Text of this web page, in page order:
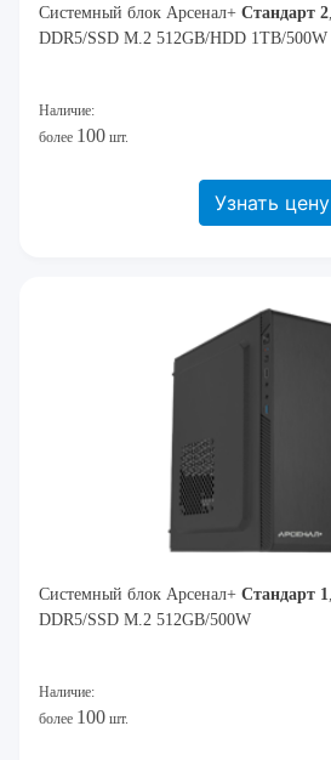
Системный блок Арсенал+ Стандарт 2
DDR5/SSD M.2 512GB/HDD 1TB/500W
Наличие:
более 100 шт.
Узнать цену
Системный блок Арсенал+ Стандарт 1
DDR5/SSD M.2 512GB/500W
Наличие:
более 100 шт.